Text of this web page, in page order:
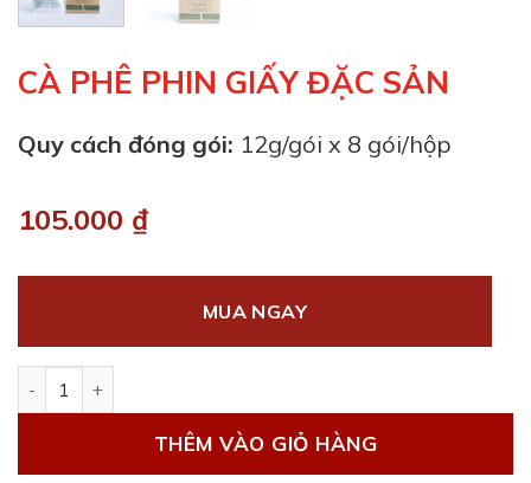
CÀ PHÊ PHIN GIẤY ĐẶC SẢN
Quy cách đóng gói: 12g/gói x 8 gói/hộp
105.000 ₫
MUA NGAY
THÊM VÀO GIỎ HÀNG